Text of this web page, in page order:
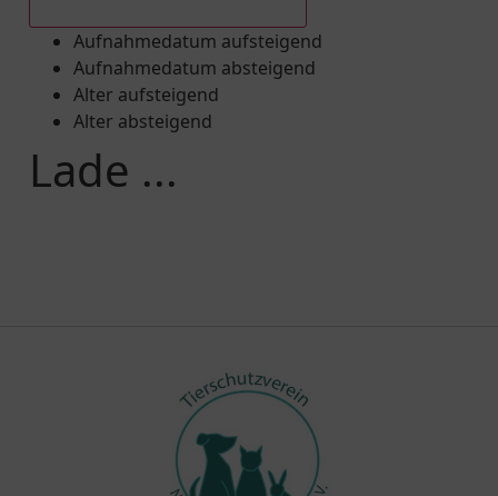
Aufnahmedatum aufsteigend
Aufnahmedatum absteigend
Alter aufsteigend
Alter absteigend
Lade ...